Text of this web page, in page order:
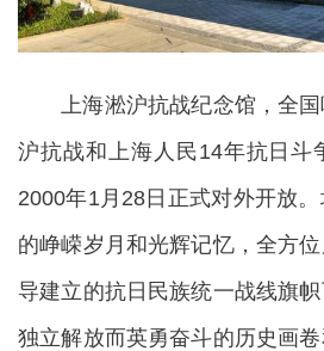
上海淞沪抗战纪念馆，全国
沪抗战和上海人民14年抗日斗
2000年1月28日正式对外开放
的峥嵘岁月和光辉记忆，全方
导建立的抗日民族统一战线旗
独立解放而英勇奋斗的历史画